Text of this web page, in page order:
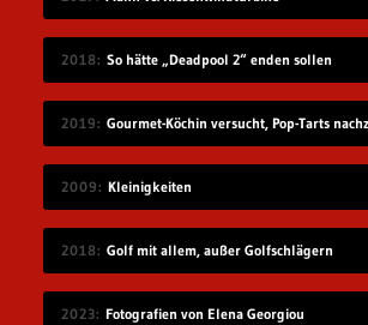
2018 So hätte „Deadpool 2“ enden sollen
2019
2009 Kleinigkeiten
2018 Golf mit allem, außer Golfschlägern
2023 Fotografien von Elena Georgiou